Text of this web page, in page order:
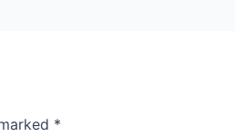
*